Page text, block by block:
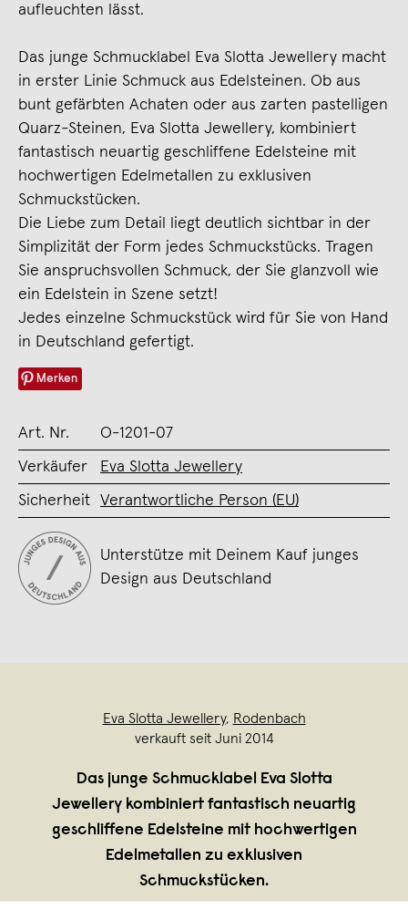
aufleuchten lässt.
Das junge Schmucklabel Eva Slotta Jewellery macht
in erster Linie Schmuck aus Edelsteinen. Ob aus
bunt gefärbten Achaten oder aus zarten pastelligen
Quarz-Steinen, Eva Slotta Jewellery, kombiniert
fantastisch neuartig geschliffene Edelsteine mit
hochwertigen Edelmetallen zu exklusiven
Schmuckstücken.
Die Liebe zum Detail liegt deutlich sichtbar in der
Simplizität der Form jedes Schmuckstücks. Tragen
Sie anspruchsvollen Schmuck, der Sie glanzvoll wie
ein Edelstein in Szene setzt!
Jedes einzelne Schmuckstück wird für Sie von Hand
in Deutschland gefertigt.
Merken
Art. Nr. O-1201-07
Verkäufer Eva Slotta Jewellery
Sicherheit Verantwortliche Person (EU)
Unterstütze mit Deinem Kauf junges
Design aus Deutschland
Eva Slotta Jewellery, Rodenbach
verkauft seit Juni 2014
Das junge Schmucklabel Eva Slotta
Jewellery kombiniert fantastisch neuartig
geschliffene Edelsteine mit hochwertigen
Edelmetallen zu exklusiven
Schmuckstücken.